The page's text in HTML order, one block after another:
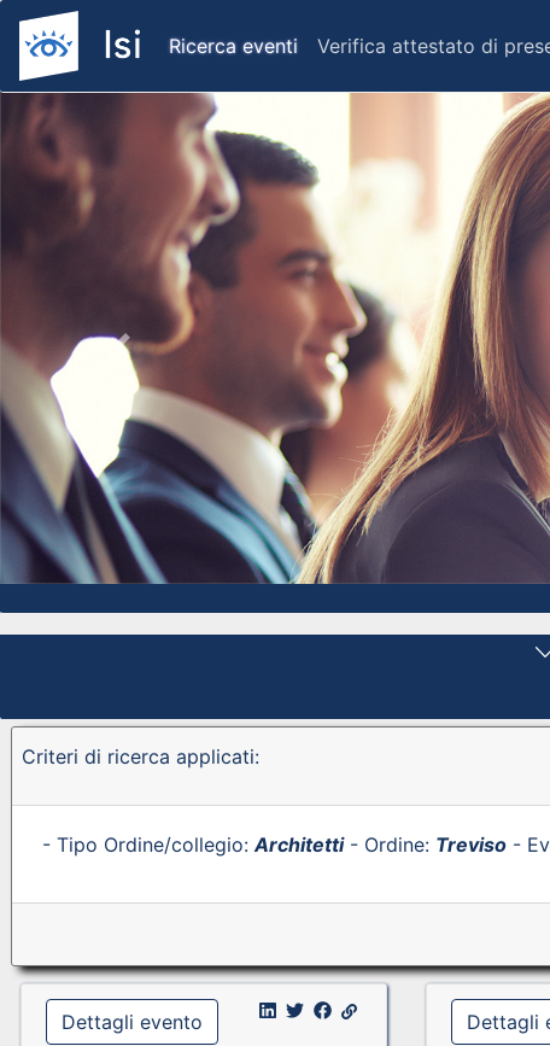
Ricerca eventi Verifica attestato di
Previous
Criteri di ricerca applicati:
- Tipo Ordine/collegio:Architetti- Ordine: Treviso -
Dettagli evento Dettagli